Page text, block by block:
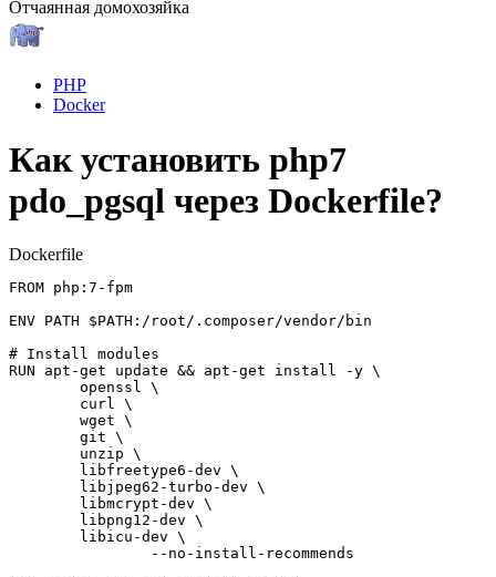
Отчаянная домохозяйка
PHP
Docker
Как установить php7
pdo_pgsql через Dockerfile?
Dockerfile
FROM php:7-fpm
ENV PATH $PATH:/root/.composer/vendor/bin
# Install modules
RUN apt-get update && apt-get install -y \
        openssl \
        curl \
        wget \
        git \
        unzip \
        libfreetype6-dev \
        libjpeg62-turbo-dev \
        libmcrypt-dev \
        libpng12-dev \
        libicu-dev \
                --no-install-recommends